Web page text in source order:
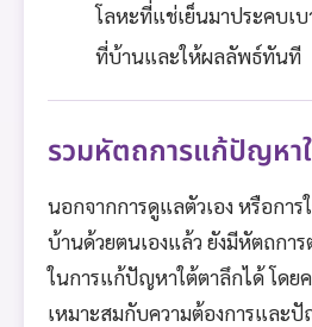
โลหะที่แช่เย็นมาประคบเบ
ที่บ้านและให้ผลลัพธ์ทันที
รวมหัตถการแก้ปัญหา
นอกจากการดูแลตัวเอง หรือกา
บ้านด้วยตนเองแล้ว ยังมีหัตถกา
ในการแก้ปัญหาใต้ตาลึกได้ โดย
เหมาะสมกับความต้องการและ